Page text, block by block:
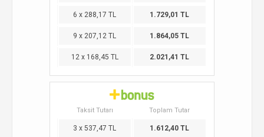
6 x 288,17 TL 1.729,01 TL
9 x 207,12 TL 1.864,05 TL
12 x 168,45 TL 2.021,41 TL
Taksit Tutarı Toplam Tutar
3 x 537,47 TL 1.612,40 TL